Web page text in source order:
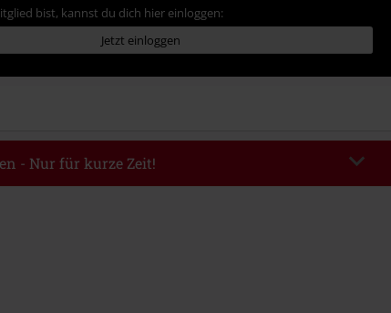
bist, kannst du dich hier einloggen:
Jetzt einloggen
- Nur für kurze Zeit!